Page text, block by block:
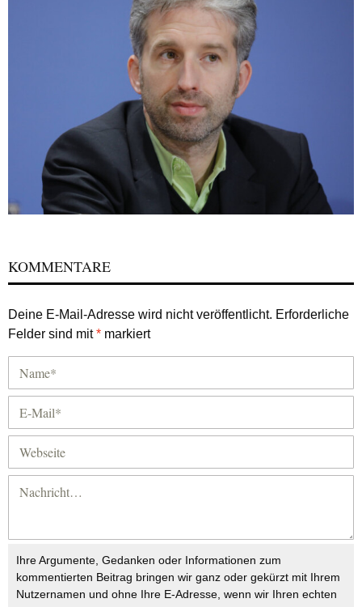
KOMMENTARE
Deine E-Mail-Adresse wird nicht veröffentlicht. Erforderliche
Felder sind mit* markiert
Ihre Argumente, Gedanken oder Informationen zum
kommentierten Beitrag bringen wir ganz oder gekürzt mit Ihrem
Nutzernamen und ohne Ihre E-Adresse, wenn wir Ihren echten